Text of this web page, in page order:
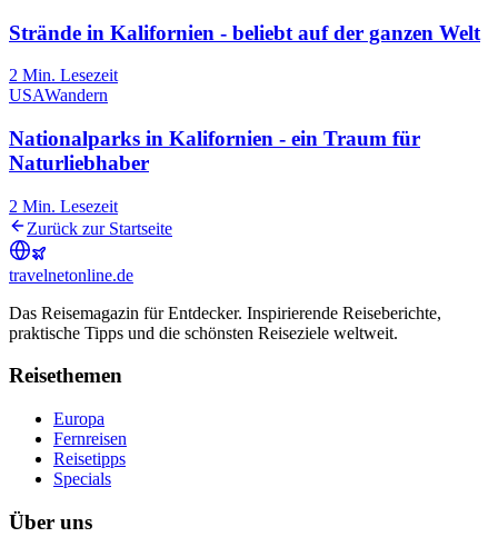
Strände in Kalifornien - beliebt auf der ganzen Welt
2 Min. Lesezeit
USAWandern
Nationalparks in Kalifornien - ein Traum für
Naturliebhaber
2 Min. Lesezeit
Zurück zur Startseite
travelnetonline.de
Das Reisemagazin für Entdecker. Inspirierende Reiseberichte,
praktische Tipps und die schönsten Reiseziele weltweit.
Reisethemen
Europa
Fernreisen
Reisetipps
Specials
Über uns